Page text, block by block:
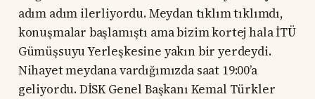
adım adım ilerliyordu. Meydan tıklım tıklımdı,
konuşmalar başlamıştı ama bizim kortej hala İTÜ
Gümüşsuyu Yerleşkesine yakın bir yerdeydi.
Nihayet meydana vardığımızda saat 19:00’a
geliyordu. DİSK Genel Başkanı Kemal Türkler